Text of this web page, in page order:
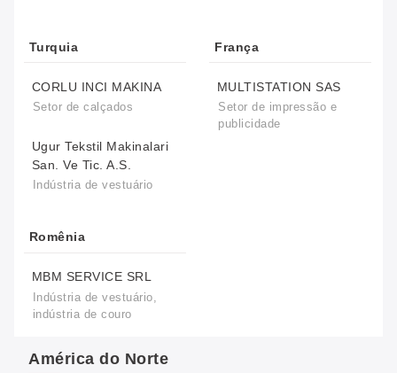
Turquia
CORLU INCI MAKINA
Setor de calçados
Ugur Tekstil Makinalari
San. Ve Tic. A.S.
Indústria de vestuário
França
MULTISTATION SAS
Setor de impressão e
publicidade
Romênia
MBM SERVICE SRL
Indústria de vestuário,
indústria de couro
América do Norte